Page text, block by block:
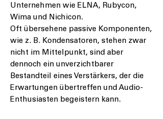
Unternehmen wie ELNA, Rubycon,
Wima und Nichicon.
Oft übersehene passive Komponenten,
wie z. B. Kondensatoren, stehen zwar
nicht im Mittelpunkt, sind aber
dennoch ein unverzichtbarer
Bestandteil eines Verstärkers, der die
Erwartungen übertreffen und Audio-
Enthusiasten begeistern kann.